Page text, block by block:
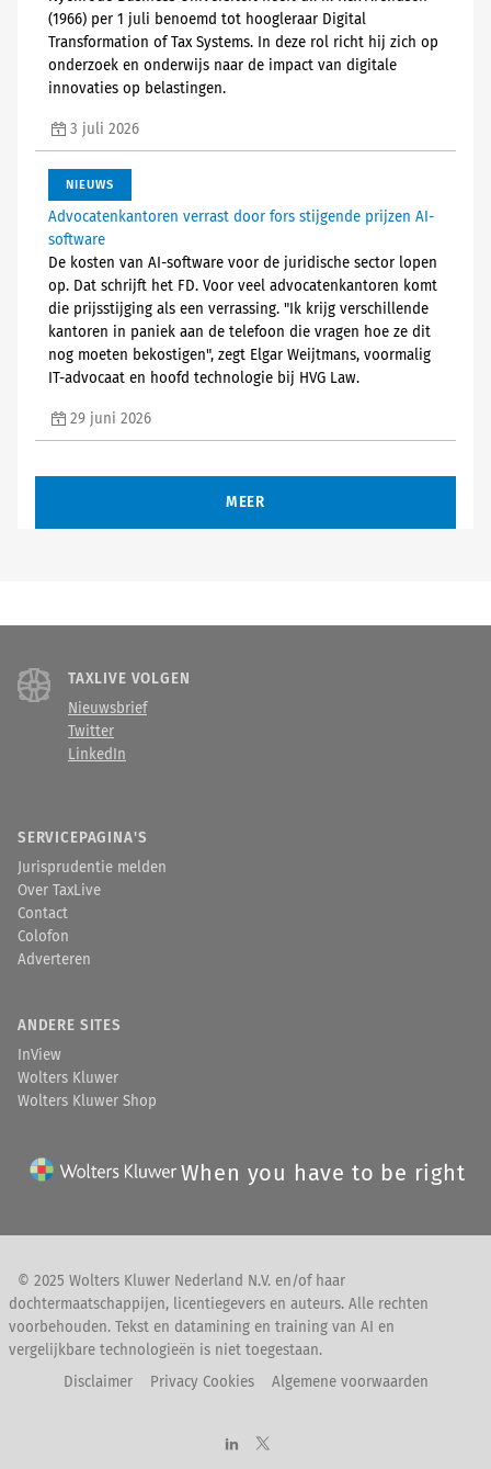
(1966) per 1 juli benoemd tot hoogleraar Digital
Transformation of Tax Systems. In deze rol richt hij zich op
onderzoek en onderwijs naar de impact van digitale
innovaties op belastingen.
3 juli 2026
NIEUWS
Advocatenkantoren verrast door fors stijgende prijzen AI-
software
De kosten van AI-software voor de juridische sector lopen
op. Dat schrijft het FD. Voor veel advocatenkantoren komt
die prijsstijging als een verrassing. "Ik krijg verschillende
kantoren in paniek aan de telefoon die vragen hoe ze dit
nog moeten bekostigen", zegt Elgar Weijtmans, voormalig
IT-advocaat en hoofd technologie bij HVG Law.
29 juni 2026
MEER
TAXLIVE VOLGEN
Nieuwsbrief
Twitter
LinkedIn
SERVICEPAGINA'S
Jurisprudentie melden
Over TaxLive
Contact
Colofon
Adverteren
ANDERE SITES
InView
Wolters Kluwer
Wolters Kluwer Shop
When you have to be right
© 2025 Wolters Kluwer Nederland N.V. en/of haar
dochtermaatschappijen, licentiegevers en auteurs. Alle rechten
voorbehouden. Tekst en datamining en training van AI en
vergelijkbare technologieën is niet toegestaan.
Disclaimer
Privacy Cookies Algemene voorwaarden